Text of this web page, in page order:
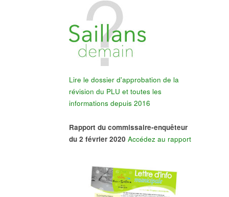
Lire le dossier d'approbation de la
révision du PLU et toutes les
informations depuis 2016
Rapport du commissaire-enquêteur
du 2 février 2020 Accédez au rapport